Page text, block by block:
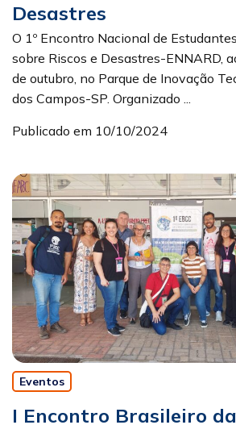
Desastres
O 1º Encontro Nacional de
sobre Riscos e Desastres-ENNARD,
de outubro, no Parque de Inovação
dos Campos-SP. Organizado ...
Publicado em 10/10/2024
Eventos
I Encontro Brasileiro